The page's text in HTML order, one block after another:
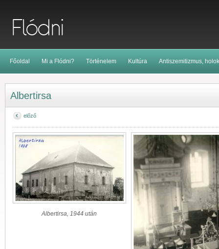
Főoldal Mi a Flódni? Történelem Kultúra Antiszemitizmus,
Albertirsa
előző
Albertirsa, 1944 után